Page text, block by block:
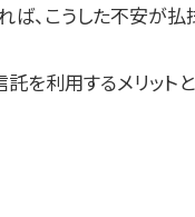
ば、こうした不安が払
を利用するメリット